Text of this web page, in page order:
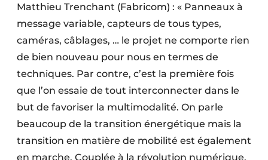
Matthieu Trenchant (Fabricom) : « Panneaux à
message variable, capteurs de tous types,
caméras, câblages, … le projet ne comporte rien
de bien nouveau pour nous en termes de
techniques. Par contre, c’est la première fois
que l’on essaie de tout interconnecter dans le
but de favoriser la multimodalité. On parle
beaucoup de la transition énergétique mais la
transition en matière de mobilité est également
en marche. Couplée à la révolution numérique,